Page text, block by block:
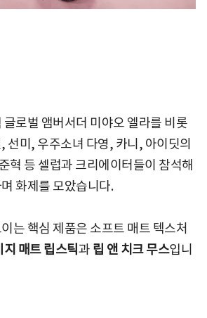
로벌 앰버서더 미야오 엘라를 비롯
선미, 우주소녀 다영, 카니, 아이딧의
혁 등 셀럽과 크리에이터들이 참석해
화제를 모았습니다.
는 핵심 제품은 소프트 매트 텍스처
매트 립스틱과 립 앤 치크 무스입니